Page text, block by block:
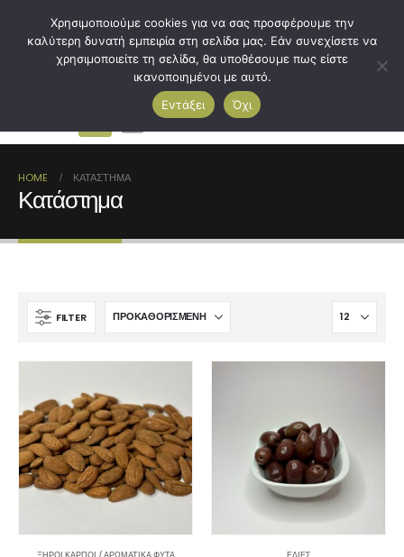
HOME ΚΑΤΆΣΤΗΜΑ
Κατάστημα
FILTER
Χρησιμοποιούμε cookies για να σας προσφέρουμε την
καλύτερη δυνατή εμπειρία στη σελίδα μας. Εάν συνεχίσετε να
χρησιμοποιείτε τη σελίδα, θα υποθέσουμε πως είστε
ικανοποιημένοι με αυτό.
Εντάξει
Όχι